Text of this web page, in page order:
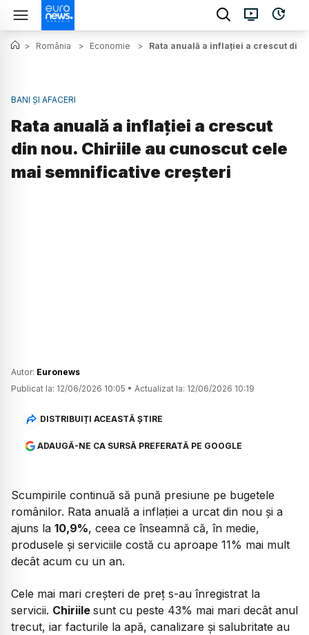
> România > Economie > Rata anuală a inflației a crescut
BANI ȘI AFACERI
Rata anuală a inflației a crescut
din nou. Chiriile au cunoscut cele
mai semnificative creșteri
Autor: Euronews
Publicat la: 12/06/2026 10:05 • Actualizat la: 12/06/2026 10:19
DISTRIBUIȚI ACEASTĂ ȘTIRE
ADAUGĂ-NE CA SURSĂ PREFERATĂ PE GOOGLE
Scumpirile continuă să pună presiune pe bugetele
românilor. Rata anuală a inflației a urcat din nou și a
ajuns la 10,9%, ceea ce înseamnă că, în medie,
produsele și serviciile costă cu aproape 11% mai mult
decât acum cu un an.
Cele mai mari creșteri de preț s-au înregistrat la
servicii. Chiriile sunt cu peste 43% mai mari decât anul
trecut, iar facturile la apă, canalizare și salubritate au